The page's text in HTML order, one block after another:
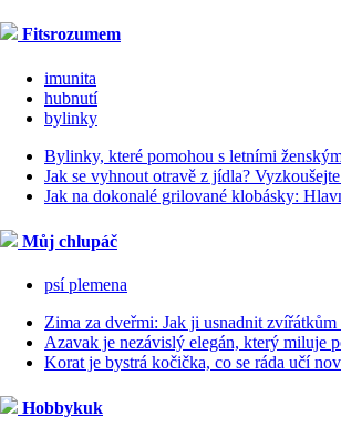
Fitsrozumem
imunita
hubnutí
bylinky
Bylinky, které pomohou s letními
Jak se vyhnout otravě z jídla?
Jak na dokonalé grilované klobásky:
Můj chlupáč
psí plemena
Zima za dveřmi: Jak ji usnadnit zvířátkům
Azavak je nezávislý elegán, který miluje
Korat je bystrá kočička, co se ráda učí
Hobbykuk